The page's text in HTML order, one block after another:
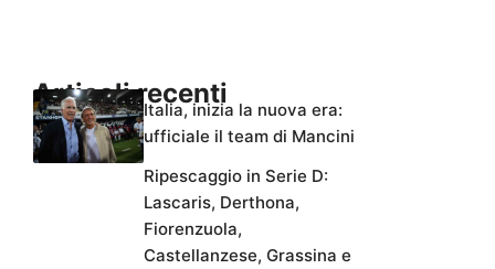
Articoli recenti
Italia, inizia la nuova era:
ufficiale il team di Mancini
Ripescaggio in Serie D:
Lascaris, Derthona,
Fiorenzuola,
Castellanzese, Grassina e